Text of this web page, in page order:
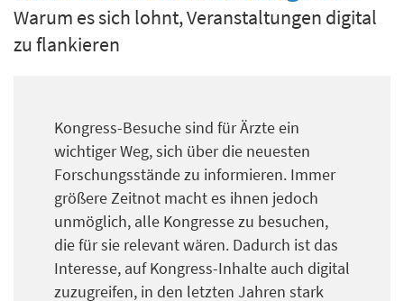
Warum es sich lohnt, Veranstaltungen digital
zu flankieren
Kongress-Besuche sind für Ärzte ein
wichtiger Weg, sich über die neuesten
Forschungsstände zu informieren. Immer
größere Zeitnot macht es ihnen jedoch
unmöglich, alle Kongresse zu besuchen,
die für sie relevant wären. Dadurch ist das
Interesse, auf Kongress-Inhalte auch digital
zuzugreifen, in den letzten Jahren stark